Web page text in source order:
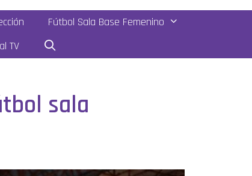
Fútbol Sala Base Femenino
TV
sala